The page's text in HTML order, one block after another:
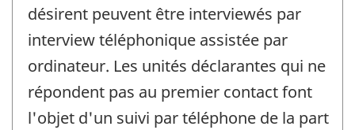
désirent peuvent être interviewés par
interview téléphonique assistée par
ordinateur. Les unités déclarantes qui ne
répondent pas au premier contact font
l'objet d'un suivi par téléphone de la part